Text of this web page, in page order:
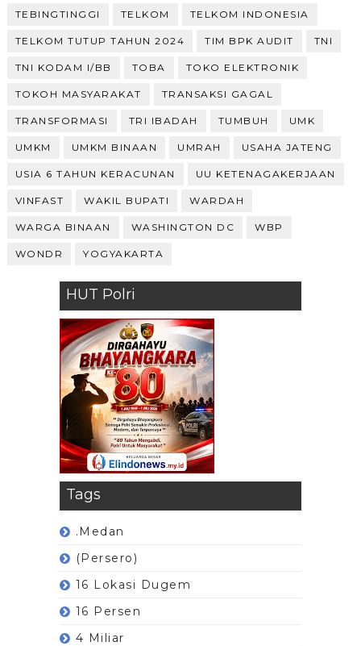
TEBINGTINGGI TELKOM TELKOM INDONESIA
TELKOM TUTUP TAHUN 2024 TIM BPK AUDIT TNI
TNI KODAM I/BB TOBA TOKO ELEKTRONIK
TOKOH MASYARAKAT TRANSAKSI GAGAL
TRANSFORMASI TRI IBADAH TUMBUH UMK
UMKM UMKM BINAAN UMRAH USAHA JATENG
USIA 6 TAHUN KERACUNAN UU KETENAGAKERJAAN
VINFAST WAKIL BUPATI WARDAH
WARGA BINAAN WASHINGTON DC WBP
WONDR YOGYAKARTA
HUT Polri
Tags
.Medan
(Persero)
16 Lokasi Dugem
16 Persen
4 Miliar